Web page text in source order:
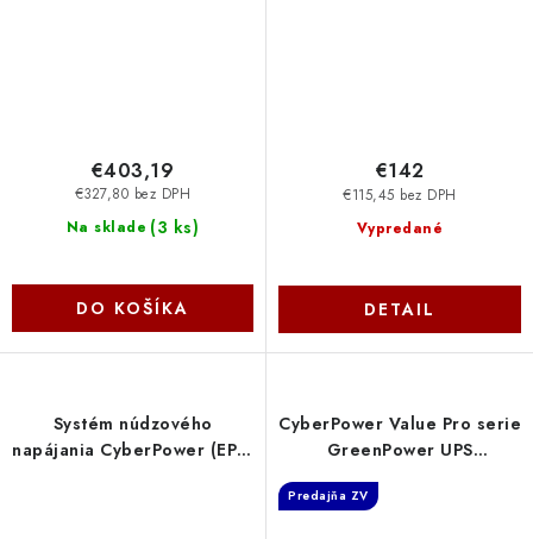
Na sklade (3 ks)
€327,80 bez DPH
€403,19
DO KOŠÍKA
Vypredané
€115,45 bez DPH
€142
DETAIL
Systém núdzového
napájania CyberPower (EPS)
CyberPower Value Pro serie
GreenPower UPS
zásuvky VP1000ELCD-FR
Predajňa ZV